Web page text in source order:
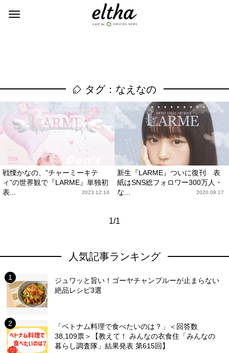
タグ：なえなの
戦慄かなの、”チャーミーキテ
ィ”の世界観で『LARME』単独初
表...
2023.12.14
新生『LARME』ついに復刊 表
紙はSNS総フォロワー300万人・
な...
2020.09.17
1/1
人気記事ランキング
ジュワッと旨い！ゴーヤチャンプルーが止まらない
絶品レシピ3選
「ベトナム料理で食べたいのは？」＜回答数
38,109票＞【教えて！ みんなの衣食住「みんなの
暮らし調査隊」結果発表 第615回】